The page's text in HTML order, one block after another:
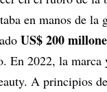
en manos de la
US$ 200
En 2022, la marca
A principios